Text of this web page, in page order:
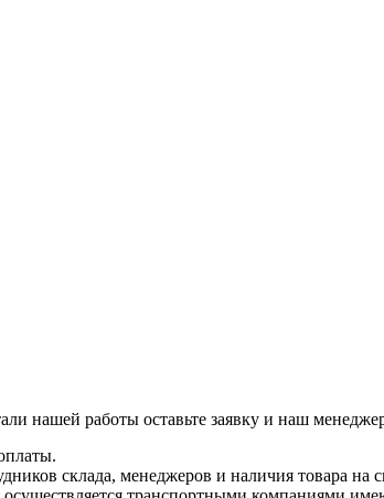
нашей работы оставьте заявку и наш
склада, менеджеров и наличия товара на